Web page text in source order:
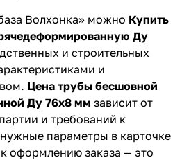
Волхонка» можно Купить
Ду
и строительных
и
Цена трубы бесшовной
Ду 76х8 мм зависит от
и требований к
параметры в карточке
оформлению заказа — это